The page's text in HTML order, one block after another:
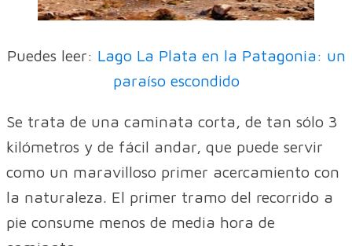
Puedes leer: Lago La Plata en la Patagonia: un
paraíso escondido
Se trata de una caminata corta, de tan sólo 3
kilómetros y de fácil andar, que puede servir
como un maravilloso primer acercamiento con
la naturaleza. El primer tramo del recorrido a
pie consume menos de media hora de